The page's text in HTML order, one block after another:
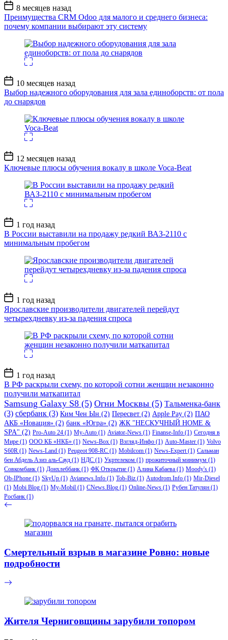
Дата
записи
8 месяцев назад
Преимущества CRM Odoo для малого и среднего бизнеса:
почему компании выбирают эту систему
Дата
записи
10 месяцев назад
Выбор надежного оборудования для зала единоборств: от пола
до снарядов
Дата
записи
12 месяцев назад
Ключевые плюсы обучения вокалу в школе Voca-Beat
Дата
записи
1 год назад
В России выставили на продажу редкий ВАЗ-2110 с
минимальным пробегом
Дата
записи
1 год назад
Ярославские производители двигателей перейдут
четырехдневку из-за падения спроса
Дата
записи
1 год назад
В РФ раскрыли схему, по которой сотни женщин незаконно
получили маткапитал
Samsung Galaxy S8 (5) Огни Москвы (5) Тальменка-банк
(3) сбербанк (3) Ким Чен Ын (2) Пересвет (2) Apple Pay (2) ПАО
АКБ «Новация» (2) банк «Югра» (2) ЖК "НЕСКУЧНЫЙ HOME &
SPA" (2) Pro-Auto 24 (1) My-Auto (1) Aviator-News (1) Finanse-Info (1) Сегодня в
Мире (1) ООО КБ «НКБ» (1) News-Box (1) Взгляд-Инфо (1) Auto-Master (1) Volvo
S60R (1) News-Land (1) Peugeot 908-RC (1) Mobilcom (1) News-Expert(1) Сальман
бен Абдель Азиз аль-Сауд (1) НДС (1) Укртелеком (1) прожиточный минимум (1)
Совкомбанк (1) Донхлеббанк (1) ФК Открытие (1) Алина Кабаева (1) Moody's (1)
Ob-IPhone (1) SkyUp (1) Avianews.Info (1) Tob-Biz (1) Autodrom.Info (1) Mir-Diesel
(1) Mobi Blog (1) My-Mobil (1) CNews.Blog (1) Online-News (1) Рубен Татулян (1)
Росбанк (1)
Смертельный взрыв в магазине Ровно: новые
подробности
Жителя Черниговщины зарубили топором